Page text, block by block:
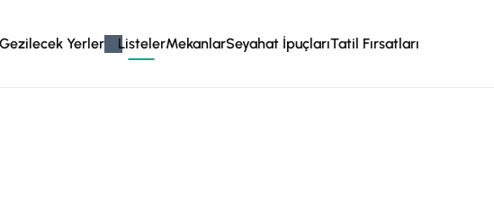
Gezilecek Yerler ListelerMekanlarSeyahat İpuçlarıTatil Fırsatları